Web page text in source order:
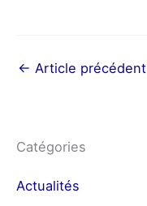
← Article précédent
Catégories
Actualités